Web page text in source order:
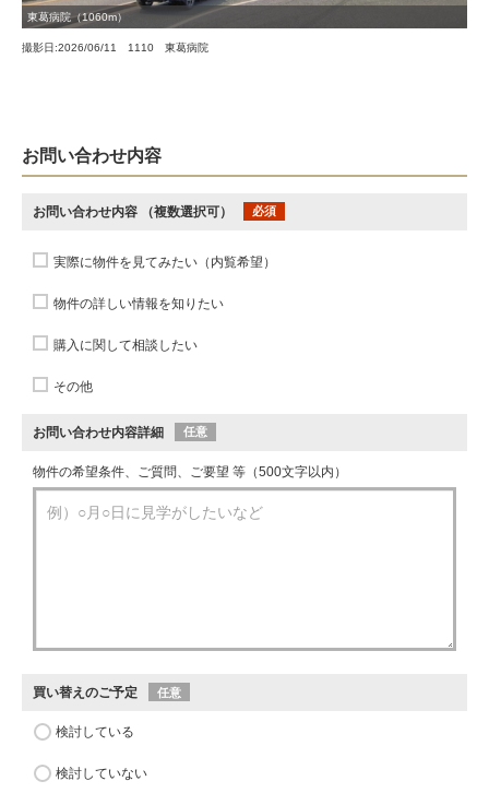
東葛病院（1060m）
撮影日:2026/06/11 1110 東葛病院
お問い合わせ内容
お問い合わせ内容 （複数選択可） 必須
実際に物件を見てみたい（内覧希望）
物件の詳しい情報を知りたい
購入に関して相談したい
その他
お問い合わせ内容詳細 任意
物件の希望条件、ご質問、ご要望 等（500文字以内）
買い替えのご予定 任意
検討している
検討していない